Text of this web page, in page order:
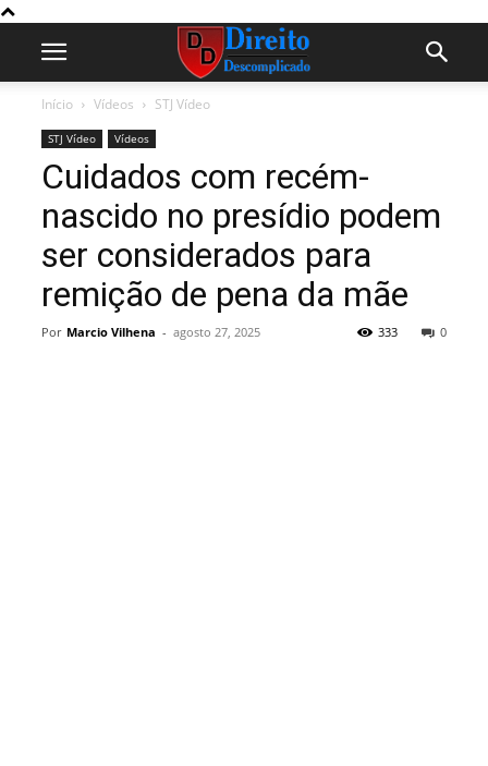
Início Vídeos STJ Vídeo
STJ Vídeo Vídeos
Cuidados com recém-
nascido no presídio podem
ser considerados para
remição de pena da mãe
Por Marcio Vilhena - agosto 27, 2025 0
333